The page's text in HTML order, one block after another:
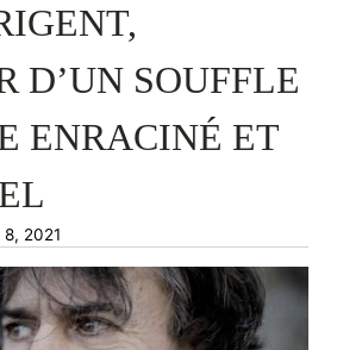
D’UN SOUFFLE
ENRACINÉ ET
8, 2021